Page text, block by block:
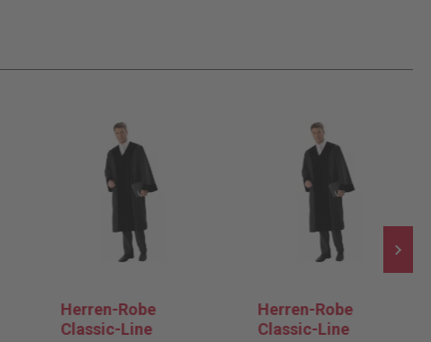
Herren-Robe
Classic-Line
Herren-Robe
Classic-Line